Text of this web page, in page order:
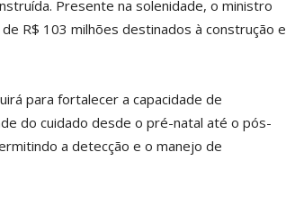
Presente na solenidade, o ministro
R$ 103 milhões destinados à construção e
para fortalecer a capacidade de
do cuidado desde o pré-natal até o pós-
a detecção e o manejo de